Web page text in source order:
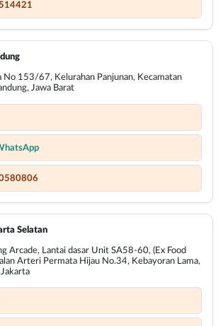
No 153/67, Kelurahan Panjunan, Kecamatan
Jawa Barat
Selatan
Arcade, Lantai dasar Unit SA58-60, (Ex Food
Arteri Permata Hijau No.34, Kebayoran Lama,